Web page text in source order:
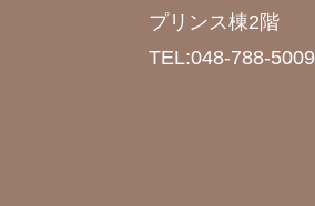
プリンス棟2階
TEL:048-788-5009